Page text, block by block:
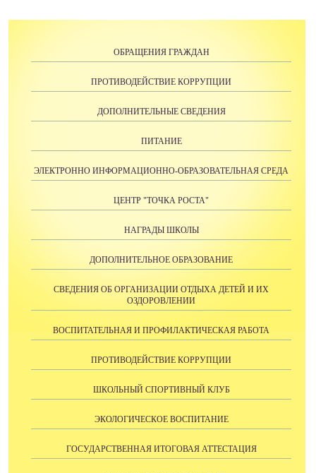
ОБРАЩЕНИЯ ГРАЖДАН
ПРОТИВОДЕЙСТВИЕ КОРРУПЦИИ
ДОПОЛНИТЕЛЬНЫЕ СВЕДЕНИЯ
ПИТАНИЕ
ЭЛЕКТРОННО ИНФОРМАЦИОННО-ОБРАЗОВАТЕЛЬНАЯ СРЕДА
ЦЕНТР "ТОЧКА РОСТА"
НАГРАДЫ ШКОЛЫ
ДОПОЛНИТЕЛЬНОЕ ОБРАЗОВАНИЕ
СВЕДЕНИЯ ОБ ОРГАНИЗАЦИИ ОТДЫХА ДЕТЕЙ И ИХ
ОЗДОРОВЛЕНИИ
ВОСПИТАТЕЛЬНАЯ И ПРОФИЛАКТИЧЕСКАЯ РАБОТА
ПРОТИВОДЕЙСТВИЕ КОРРУПЦИИ
ШКОЛЬНЫЙ СПОРТИВНЫЙ КЛУБ
ЭКОЛОГИЧЕСКОЕ ВОСПИТАНИЕ
ГОСУДАРСТВЕННАЯ ИТОГОВАЯ АТТЕСТАЦИЯ